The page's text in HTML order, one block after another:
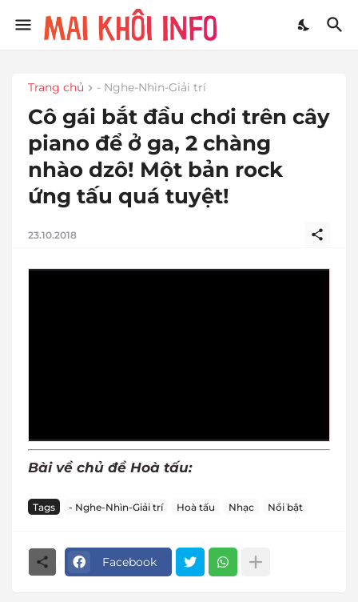
Trang chủ - Nghe-Nhìn-Giải trí
Cô gái bắt đầu chơi trên cây
piano để ở ga, 2 chàng
nhào dzô! Một bản rock
ứng tấu quá tuyệt!
23.10.2018
Bài về chủ đề Hoà tấu:
Tags - Nghe-Nhìn-Giải trí Hoà tấu Nhạc Nổi bật
Facebook